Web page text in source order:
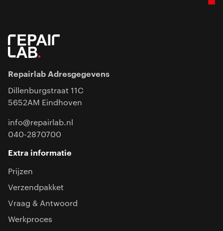
Repairlab Adresgegevens
Dillenburgstraat 11C
5652AM Eindhoven
info@repairlab.nl
040-2870700
Extra informatie
Prijzen
Verzendpakket
Vraag & Antwoord
Werkproces